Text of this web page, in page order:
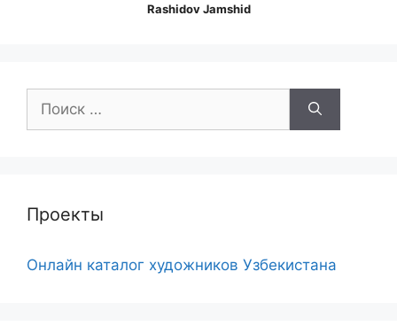
Rashidov Jamshid
Проекты
Онлайн каталог художников Узбекистана